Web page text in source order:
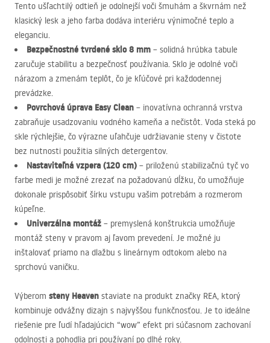
Tento ušľachtilý odtieň je odolnejší voči šmuhám a škvrnám než
klasický lesk a jeho farba dodáva interiéru výnimočné teplo a
eleganciu.
Bezpečnostné tvrdené sklo 8 mm – solidná hrúbka tabule
zaručuje stabilitu a bezpečnosť používania. Sklo je odolné voči
nárazom a zmenám teplôt, čo je kľúčové pri každodennej
prevádzke.
Povrchová úprava Easy Clean – inovatívna ochranná vrstva
zabraňuje usadzovaniu vodného kameňa a nečistôt. Voda steká po
skle rýchlejšie, čo výrazne uľahčuje udržiavanie steny v čistote
bez nutnosti použitia silných detergentov.
Nastaviteľná vzpera (120 cm) – priloženú stabilizačnú tyč vo
farbe medi je možné zrezať na požadovanú dĺžku, čo umožňuje
dokonale prispôsobiť šírku vstupu vašim potrebám a rozmerom
kúpeľne.
Univerzálna montáž – premyslená konštrukcia umožňuje
montáž steny v pravom aj ľavom prevedení. Je možné ju
inštalovať priamo na dlažbu s lineárnym odtokom alebo na
sprchovú vaničku.
Výberom steny Heaven staviate na produkt značky REA, ktorý
kombinuje odvážny dizajn s najvyššou funkčnosťou. Je to ideálne
riešenie pre ľudí hľadajúcich “wow” efekt pri súčasnom zachovaní
odolnosti a pohodlia pri používaní po dlhé roky.